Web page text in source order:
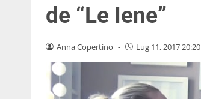
de “Le Iene”
Anna Copertino - Lug 11, 2017 20:20